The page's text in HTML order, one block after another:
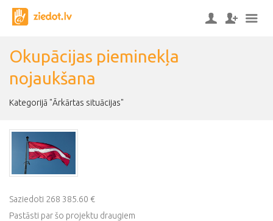
Okupācijas pieminekļa
nojaukšana
Kategorijā "Ārkārtas situācijas"
Saziedoti 268 385.60 €
Pastāsti par šo projektu draugiem